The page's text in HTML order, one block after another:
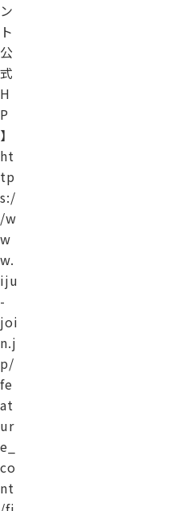
ン
ト
公
式
H
P
】
ht
tp
s:/
/w
w
w.
iju
-
joi
n.j
p/
fe
at
ur
e_
co
nt